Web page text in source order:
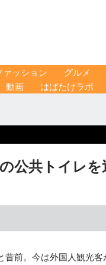
ァッション グルメ
動画 はばたけラボ
公共トイレを
前。今は外国人観光